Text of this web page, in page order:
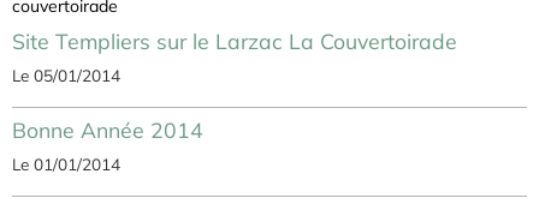
Site Templiers sur le Larzac La Couvertoirade
Le 05/01/2014
Bonne Année 2014
Le 01/01/2014